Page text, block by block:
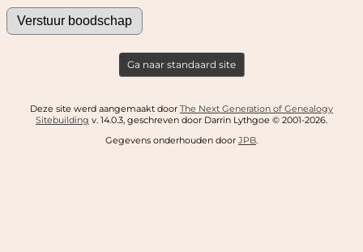
Ga naar standaard site
Deze site werd aangemaakt door The Next Generation of Genealogy
Sitebuilding v. 14.0.3, geschreven door Darrin Lythgoe © 2001-2026.
Gegevens onderhouden door JPB